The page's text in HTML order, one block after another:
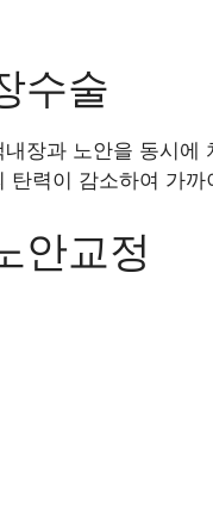
수술
내장과 노안을 동시
탄력이 감소하여 가
안교정